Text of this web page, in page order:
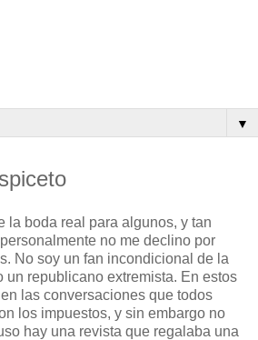
▼
la boda real para algunos, y tan
no me declino por
No soy un fan incondicional de la
un republicano extremista. En estos
las conversaciones que todos
los impuestos, y sin embargo no
hay una revista que regalaba una